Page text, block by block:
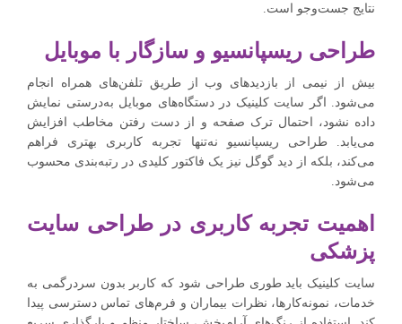
نتایج جست‌وجو است.
طراحی ریسپانسیو و سازگار با موبایل
بیش از نیمی از بازدیدهای وب از طریق تلفن‌های همراه انجام
می‌شود. اگر سایت کلینیک در دستگاه‌های موبایل به‌درستی نمایش
داده نشود، احتمال ترک صفحه و از دست رفتن مخاطب افزایش
می‌یابد. طراحی ریسپانسیو نه‌تنها تجربه کاربری بهتری فراهم
می‌کند، بلکه از دید گوگل نیز یک فاکتور کلیدی در رتبه‌بندی محسوب
می‌شود.
اهمیت تجربه کاربری در طراحی سایت
پزشکی
سایت کلینیک باید طوری طراحی شود که کاربر بدون سردرگمی به
خدمات، نمونه‌کارها، نظرات بیماران و فرم‌های تماس دسترسی پیدا